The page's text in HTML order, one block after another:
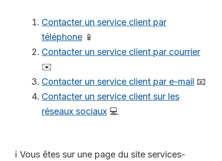
Contacter un service client par
téléphone 📱
Contacter un service client par courrier
✉️
Contacter un service client par e-mail 📧
Contacter un service client sur les
réseaux sociaux 💻
ℹ️ Vous êtes sur une page du site services-